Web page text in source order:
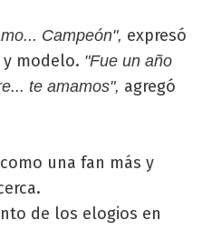
Campeón", expresó
modelo. "Fue un año
te amamos", agregó
una fan más y
de los elogios en